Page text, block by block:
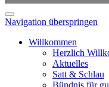
Navigation überspringen
Willkommen
Herzlich
Aktuelles
Satt & Schlau
Bündnis für